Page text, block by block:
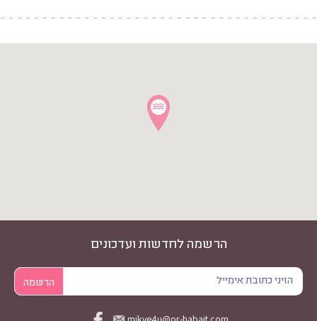
הרשמה לחדשות ועדכונים